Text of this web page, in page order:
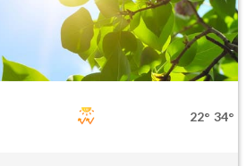
22° 34°